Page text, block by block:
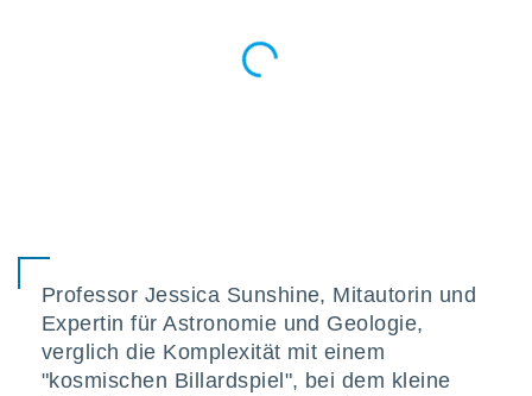
Professor Jessica Sunshine, Mitautorin und
Expertin für Astronomie und Geologie,
verglich die Komplexität mit einem
"kosmischen Billardspiel", bei dem kleine